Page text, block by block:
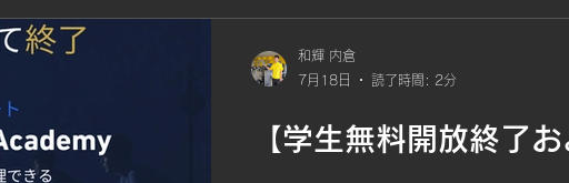
技力向上や健康づくりに欠かせないト
る可能性もあります。 今回の研修では
【学生無料開放終了
和輝 内倉
7月18日
読了時間: 2分